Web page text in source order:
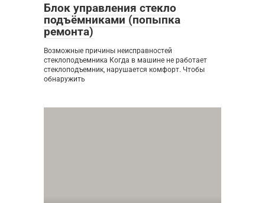
Блок управления стекло
подъёмниками (попыпка
ремонта)
Возможные причины неисправностей
стеклоподъемника Когда в машине не работает
стеклоподъемник, нарушается комфорт. Чтобы
обнаружить